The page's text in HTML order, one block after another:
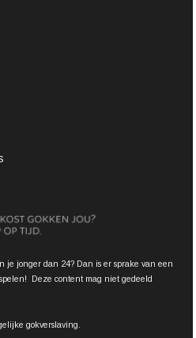
je jonger dan 24? Dan is er sprake van een
Deze content mag niet gedeeld
gokverslaving.